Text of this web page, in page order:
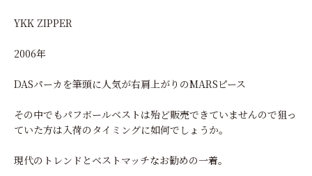
YKK ZIPPER
2006年
DASパーカを筆頭に人気が右肩上がりのMARSピース
その中でもパフボールベストは殆ど販売できていませんので狙っ
ていた方は入荷のタイミングに如何でしょうか。
現代のトレンドとベストマッチなお勧めの一着。